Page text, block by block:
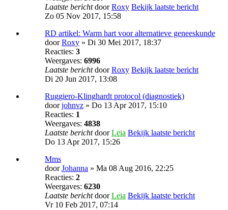
Laatste berichtdoorRoxy Bekijk laatste bericht
Zo 05 Nov 2017, 15:58
RD artikel: Warm hart voor alternatieve geneeskunde
doorRoxy » Di 30 Mei 2017, 18:37
Reacties: 3
Weergaves: 6996
Laatste berichtdoorRoxy Bekijk laatste bericht
Di 20 Jun 2017, 13:08
Ruggiero-Klinghardt protocol (diagnostiek)
doorjohnvz » Do 13 Apr 2017, 15:10
Reacties: 1
Weergaves: 4838
Laatste berichtdoorLeia Bekijk laatste bericht
Do 13 Apr 2017, 15:26
Mms
doorJohanna » Ma 08 Aug 2016, 22:25
Reacties: 2
Weergaves: 6230
Laatste berichtdoorLeia Bekijk laatste bericht
Vr 10 Feb 2017, 07:14